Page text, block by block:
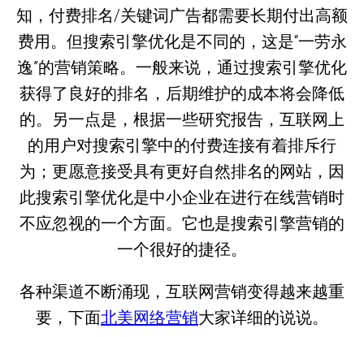
知，付费排名/关键词广告都需要长期付出高额
费用。但搜索引擎优化是不同的，这是“一劳永
逸”的营销策略。一般来说，通过搜索引擎优化
获得了良好的排名，后期维护的成本将会降低
的。另一点是，根据一些研究报告，互联网上
的用户对搜索引擎中的付费连接有着排斥行
为；更愿意接受具有更好自然排名的网站，因
此搜索引擎优化是中小企业在进行在线营销时
不应忽视的一个方面。它也是搜索引擎营销的
一个很好的捷径。
各种渠道不断涌现，互联网营销变得越来越重
要，下面北美网络营销大家详细的说说。